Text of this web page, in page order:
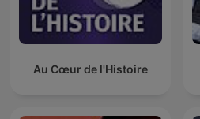
Au Cœur de l'Histoire